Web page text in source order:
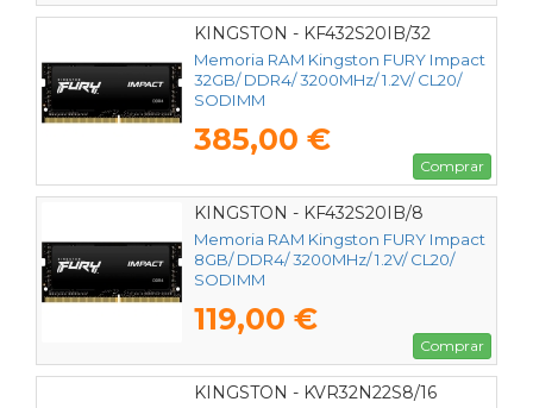
KINGSTON - KF432S20IB/32
Memoria RAM Kingston FURY Impact
32GB/ DDR4/ 3200MHz/ 1.2V/ CL20/
SODIMM
385,00 €
Comprar
KINGSTON - KF432S20IB/8
Memoria RAM Kingston FURY Impact
8GB/ DDR4/ 3200MHz/ 1.2V/ CL20/
SODIMM
119,00 €
Comprar
KINGSTON - KVR32N22S8/16